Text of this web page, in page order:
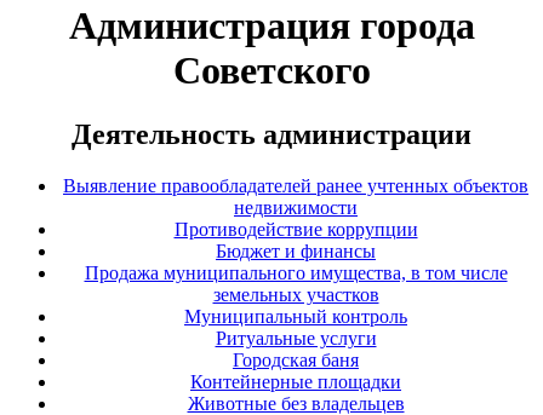
Администрация города
Советского
Деятельность администрации
Выявление правообладателей ранее учтенных объектов
недвижимости
Противодействие коррупции
Бюджет и финансы
Продажа муниципального имущества, в том числе
земельных участков
Муниципальный контроль
Ритуальные услуги
Городская баня
Контейнерные площадки
Животные без владельцев